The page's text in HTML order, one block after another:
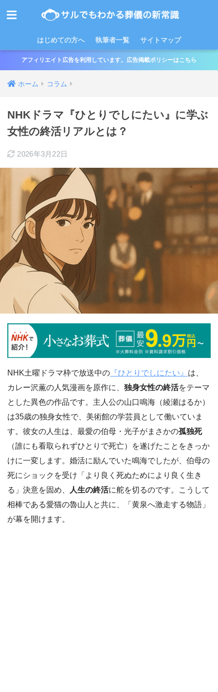
はじめての方へ 執筆者一覧 サイトマップ
アフィリエイト広告を利用しています。広告掲載ポリシーはこちら
ホーム コラム
NHKドラマ『ひとりでしにたい』に学ぶ
女性の終活リアルとは？
2026年3月22日
NHK土曜ドラマ枠で放送中の 『ひとりでしにたい』 は、
カレー沢薫の人気漫画を原作に、 独身女性の終活をテーマ
とした異色の作品です。主人公の山口鳴海（綾瀬はるか）
は35歳の独身女性で、美術館の学芸員として働いていま
す。彼女の人生は、最愛の伯母・光子がまさかの孤独死
（誰にも看取られずひとりで死亡）を遂げたことをきっか
けに一変します。婚活に励んでいた鳴海でしたが、伯母の
死にショックを受け「より良く死ぬためにより良く生き
る」決意を固め、
人生の終活に舵を切るのです。こうして
相棒である愛猫の魯山人と共に、「黄泉へ激走する物語」
が幕を開けます。